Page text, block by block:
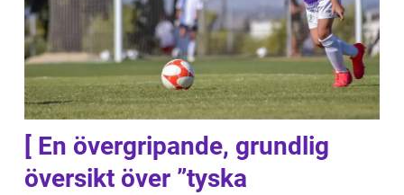
[ En övergripande, grundlig
översikt över ”tyska